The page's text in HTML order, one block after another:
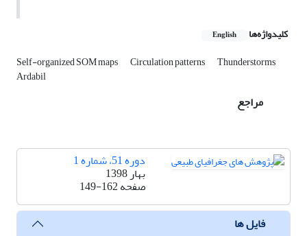
کلیدواژه‌ها English
Self-organized SOM maps Circulation patterns Thunderstorms
Ardabil
مراجع
دوره 51، شماره 1
بهار 1398
صفحه149-162
فایل ها